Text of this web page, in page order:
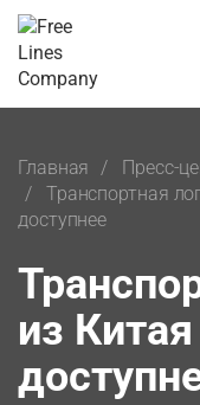
Главная Пресс-
Транспортная
доступнее
из